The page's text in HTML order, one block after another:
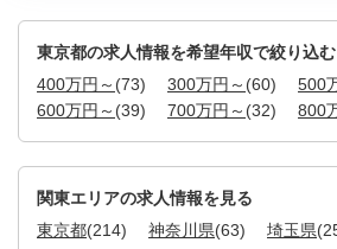
東京都の求人情報を希望年収で絞り込む
400万円～ (73) 300万円～ (60) 500
600万円～ (39) 700万円～ (32) 800
関東エリアの求人情報を見る
東京都(214) 神奈川県(63) 埼玉県